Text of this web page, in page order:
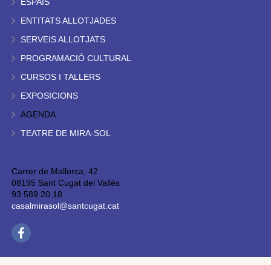
ESPAIS
ENTITATS ALLOTJADES
SERVEIS ALLOTJATS
PROGRAMACIÓ CULTURAL
CURSOS I TALLERS
EXPOSICIONS
AGENDA
TEATRE DE MIRA-SOL
Carrer de Mallorca, 42
08195 Sant Cugat del Vallès
93 589 20 18
casalmirasol@santcugat.cat